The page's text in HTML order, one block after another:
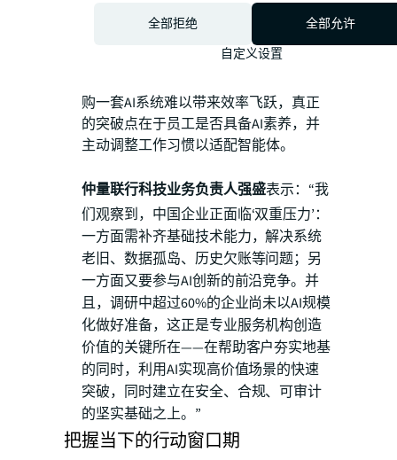
未来几年，AI 对工作方式的影
响将日益显著。预计到2026年，约40%
的企业软件将具备智能体工作流能力。
购一套AI系统难以带来效率飞跃，真正
的突破点在于员工是否具备AI素养，并
主动调整工作习惯以适配智能体。
仲量联行科技业务负责人强盛表示：“我
们观察到，中国企业正面临‘双重压力’：
一方面需补齐基础技术能力，解决系统
老旧、数据孤岛、历史欠账等问题；另
一方面又要参与AI创新的前沿竞争。并
且，调研中超过60%的企业尚未以AI规模
化做好准备，这正是专业服务机构创造
价值的关键所在——在帮助客户夯实地基
的同时，利用AI实现高价值场景的快速
突破，同时建立在安全、合规、可审计
的坚实基础之上。”
把握当下的行动窗口期
全部拒绝
全部允许
自定义设置